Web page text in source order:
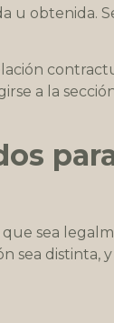
u obtenida.
a la
sea
sea distinta,